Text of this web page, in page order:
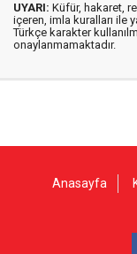
UYARI: Küfür, hakaret,
içeren, imla kuralları ile
Türkçe karakter
onaylanmamaktadır.
Anasayfa